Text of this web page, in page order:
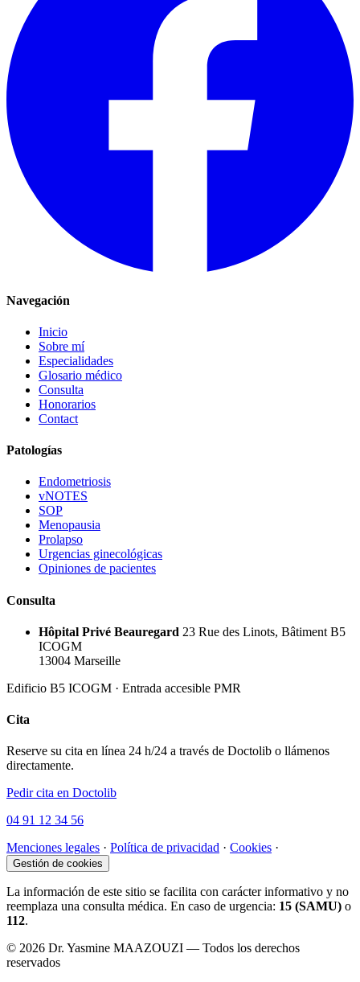
Navegación
Inicio
Sobre mí
Especialidades
Glosario médico
Consulta
Honorarios
Contact
Patologías
Endometriosis
vNOTES
SOP
Menopausia
Prolapso
Urgencias ginecológicas
Opiniones de pacientes
Consulta
Hôpital Privé Beauregard 23 Rue des Linots, Bâtiment B5
ICOGM
13004 Marseille
Edificio B5 ICOGM · Entrada accesible PMR
Cita
Reserve su cita en línea 24 h/24 a través de Doctolib o llámenos
directamente.
Pedir cita en Doctolib
04 91 12 34 56
Menciones legales · Política de privacidad · Cookies ·
Gestión de cookies
La información de este sitio se facilita con carácter informativo y no
reemplaza una consulta médica. En caso de urgencia: 15 (SAMU) o
112.
© 2026 Dr. Yasmine MAAZOUZI — Todos los derechos
reservados